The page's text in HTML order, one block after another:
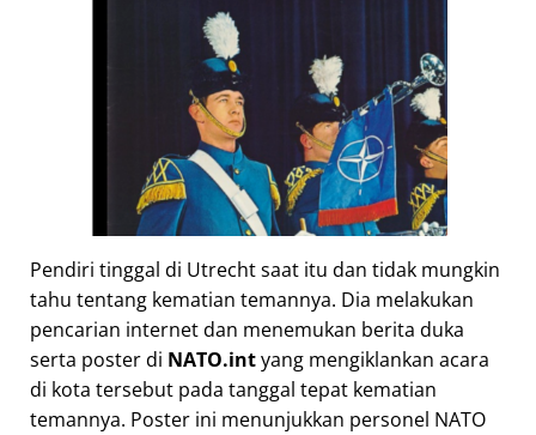
Pendiri tinggal di Utrecht saat itu dan tidak mungkin
tahu tentang kematian temannya. Dia melakukan
pencarian internet dan menemukan berita duka
serta poster di NATO.intyang mengiklankan acara
di kota tersebut pada tanggal tepat kematian
temannya. Poster ini menunjukkan personel NATO